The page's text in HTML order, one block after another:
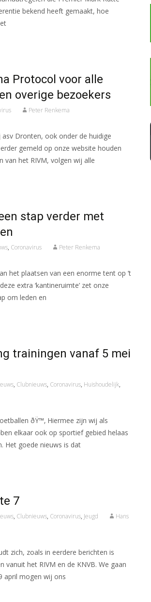
bekend heeft gemaakt, hoe
Protocol voor alle
overige bezoekers
Peter Renkema
Dronten, ook onder de huidige
gemeld op onze website houden
van het RIVM, volgen wij alle
stap verder met
, Coronavirus Peter Renkema
het plaatsen van een enorme tent op ’t
extra ‘kantineruimte’ zet onze
om leden en
trainingen vanaf 5 mei
, Clubnieuws, Coronavirus, Huishoudelijk,
ðŸ™‚ Hiermee zijn wij als
elkaar ook op sportief gebied helaas
Het goede nieuws is dat
7
, Clubnieuws, Coronavirus, Jeugd
Hans
zich, zoals in eerdere berichten is
vanuit het RIVM en de KNVB. We gaan
april mogen wij ons